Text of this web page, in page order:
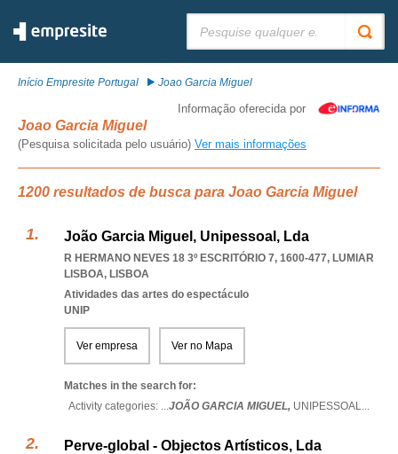
Início Empresite Portugal Joao Garcia Miguel
Informação oferecida por
Joao Garcia Miguel
(Pesquisa solicitada pelo usuário) Ver mais informações
1200 resultados de busca para Joao Garcia Miguel
João Garcia Miguel, Unipessoal, Lda
R HERMANO NEVES 18 3º ESCRITÓRIO 7, 1600-477, LUMIAR
LISBOA, LISBOA
Atividades das artes do espectáculo
UNIP
Ver empresa Ver no Mapa
Matches in the search for:
Activity categories: ...JOÃO GARCIA MIGUEL, UNIPESSOAL...
Perve-global - Objectos Artísticos, Lda